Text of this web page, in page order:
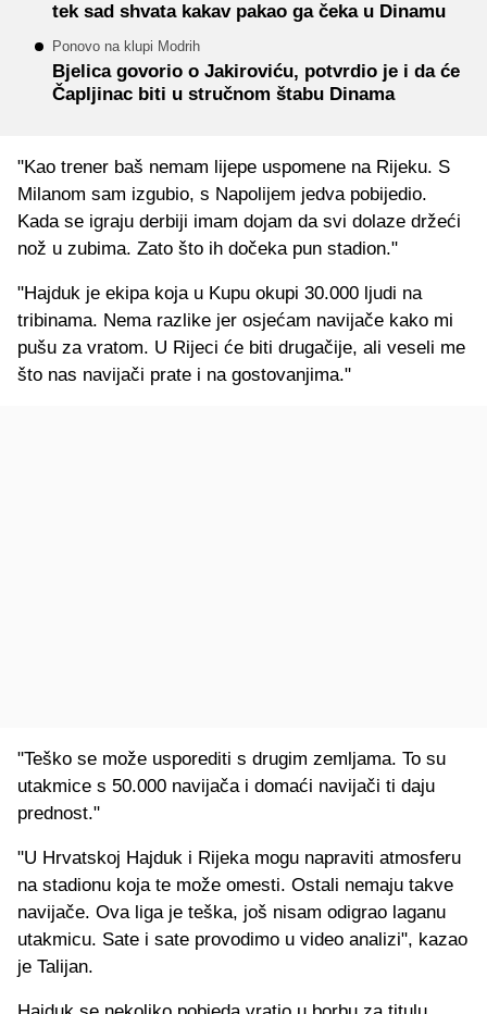
tek sad shvata kakav pakao ga čeka u Dinamu
Ponovo na klupi Modrih
Bjelica govorio o Jakiroviću, potvrdio je i da će
Čapljinac biti u stručnom štabu Dinama
"Kao trener baš nemam lijepe uspomene na Rijeku. S
Milanom sam izgubio, s Napolijem jedva pobijedio.
Kada se igraju derbiji imam dojam da svi dolaze držeći
nož u zubima. Zato što ih dočeka pun stadion."
"Hajduk je ekipa koja u Kupu okupi 30.000 ljudi na
tribinama. Nema razlike jer osjećam navijače kako mi
pušu za vratom. U Rijeci će biti drugačije, ali veseli me
što nas navijači prate i na gostovanjima."
"Teško se može usporediti s drugim zemljama. To su
utakmice s 50.000 navijača i domaći navijači ti daju
prednost."
"U Hrvatskoj Hajduk i Rijeka mogu napraviti atmosferu
na stadionu koja te može omesti. Ostali nemaju takve
navijače. Ova liga je teška, još nisam odigrao laganu
utakmicu. Sate i sate provodimo u video analizi", kazao
je Talijan.